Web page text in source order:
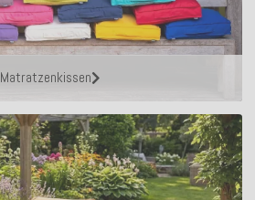
Matratzenkissen